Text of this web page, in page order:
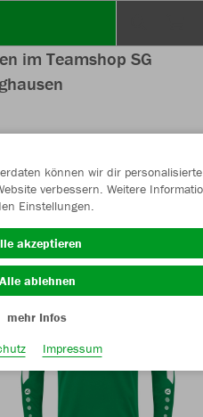
im Teamshop SG
Farbe können wir dir personalisierte
verbessern. Weitere
Einstellungen.
akzeptieren
Alle ablehnen
mehr Infos
Impressum